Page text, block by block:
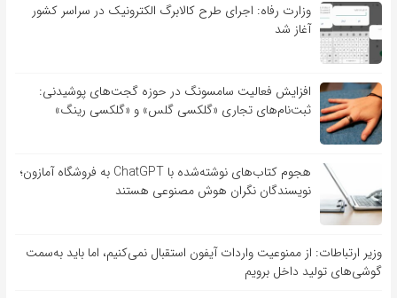
وزارت رفاه: اجرای طرح کالابرگ الکترونیک در سراسر کشور
آغاز شد
افزایش فعالیت سامسونگ در حوزه گجت‌های پوشیدنی:
ثبت‌نام‌های تجاری «گلکسی گلس» و «گلکسی رینگ»
هجوم کتاب‌های نوشته‌شده با ChatGPT به فروشگاه آمازون؛
نویسندگان نگران هوش مصنوعی هستند
وزیر ارتباطات: از ممنوعیت واردات آیفون استقبال نمی‌کنیم، اما باید به‌سمت
گوشی‌های تولید داخل برویم